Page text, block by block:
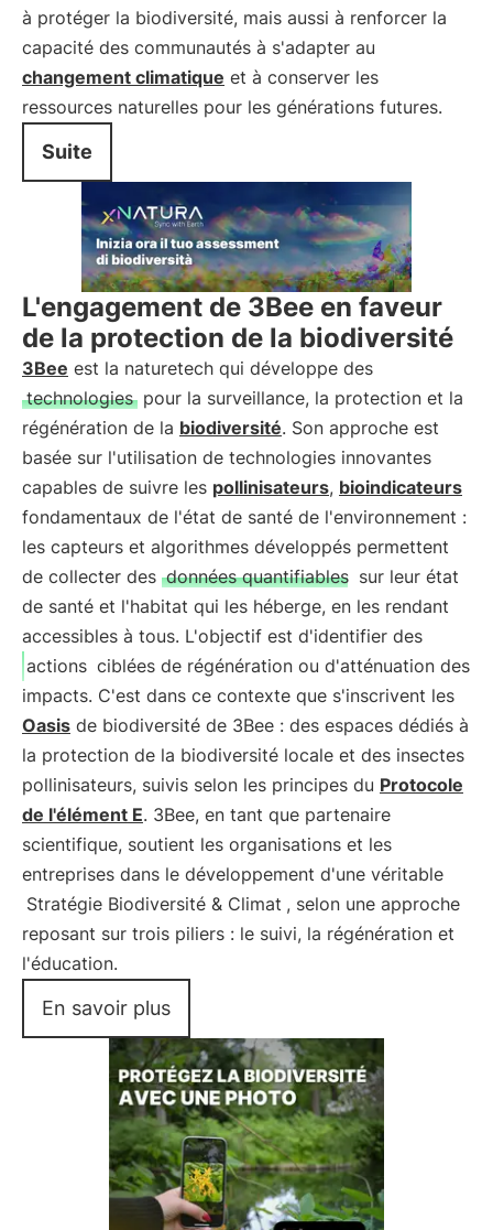
à protéger la biodiversité, mais aussi à renforcer la
capacité des communautés à s'adapter au
changement climatique et à conserver les
ressources naturelles pour les générations futures.
Suite
L'engagement de 3Bee en faveur
de la protection de la biodiversité
3Bee est la naturetech qui développe des
technologies pour la surveillance, la protection et la
régénération de la biodiversité. Son approche est
basée sur l'utilisation de technologies innovantes
capables de suivre les pollinisateurs, bioindicateurs
fondamentaux de l'état de santé de l'environnement :
les capteurs et algorithmes développés permettent
de collecter des données quantifiables sur leur état
de santé et l'habitat qui les héberge, en les rendant
accessibles à tous. L'objectif est d'identifier des
actions ciblées de régénération ou d'atténuation des
impacts. C'est dans ce contexte que s'inscrivent les
Oasis de biodiversité de 3Bee : des espaces dédiés à
la protection de la biodiversité locale et des insectes
pollinisateurs, suivis selon les principes du Protocole
de l'élément E. 3Bee, en tant que partenaire
scientifique, soutient les organisations et les
entreprises dans le développement d'une véritable
Stratégie Biodiversité & Climat , selon une approche
reposant sur trois piliers : le suivi, la régénération et
l'éducation.
En savoir plus